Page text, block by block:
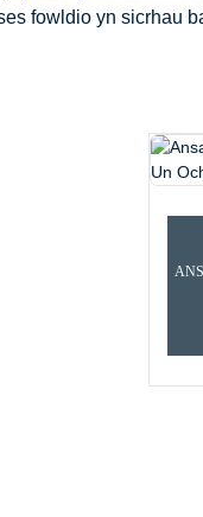
fowldio yn sicrhau